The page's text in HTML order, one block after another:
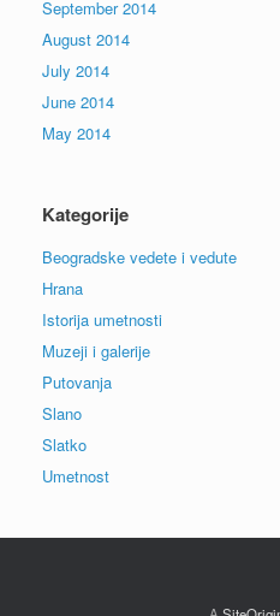
September 2014
August 2014
July 2014
June 2014
May 2014
Kategorije
Beogradske vedete i vedute
Hrana
Istorija umetnosti
Muzeji i galerije
Putovanja
Slano
Slatko
Umetnost